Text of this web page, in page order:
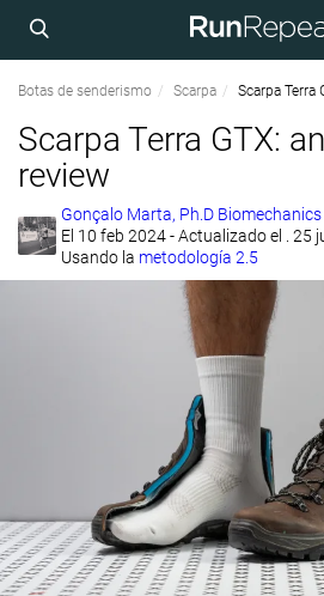
Botas de senderismo Scarpa Scarpa Terra
Scarpa Terra GTX:
review
Gonçalo Marta, Ph.D Biomechanics
El 10 feb 2024- Actualizado el . 25
Usando la metodología 2.5